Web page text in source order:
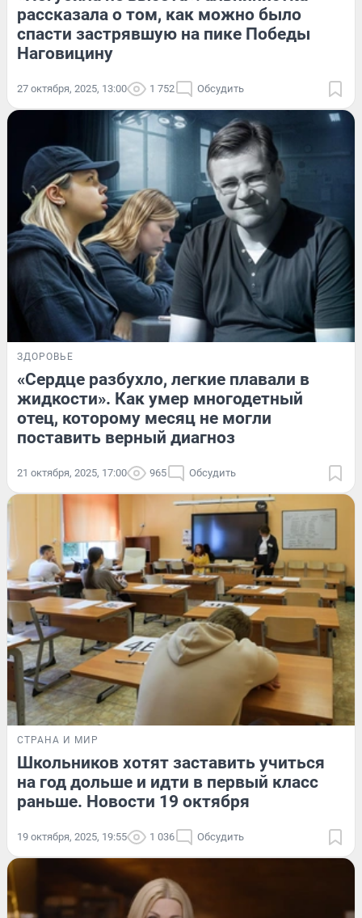
рассказала о том, как можно было
спасти застрявшую на пике Победы
Наговицину
27 октября, 2025, 13:00 1 752 Обсудить
ЗДОРОВЬЕ
«Сердце разбухло, легкие плавали в
жидкости». Как умер многодетный
отец, которому месяц не могли
поставить верный диагноз
21 октября, 2025, 17:00 965 Обсудить
СТРАНА И МИР
Школьников хотят заставить учиться
на год дольше и идти в первый класс
раньше. Новости 19 октября
19 октября, 2025, 19:55 1 036 Обсудить